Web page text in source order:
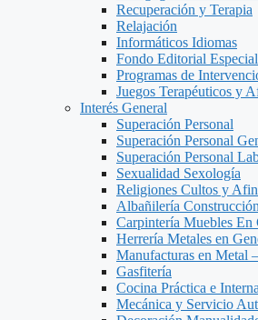
Recuperación y Terapia
Relajación
Informáticos Idiomas
Fondo Editorial
Programas de
Juegos Terapéuticos y
Interés General
Superación Personal
Superación Personal
Superación Personal
Sexualidad Sexología
Religiones Cultos y
Albañilería Construcción
Carpintería Muebles En
Herrería Metales en
Manufacturas en Metal
Gasfitería
Cocina Práctica e
Mecánica y Servicio